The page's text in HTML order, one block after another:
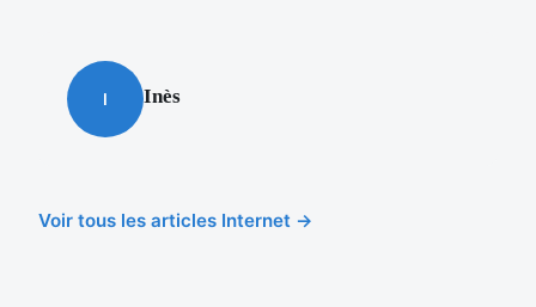
I Inès
Voir tous les articles Internet →